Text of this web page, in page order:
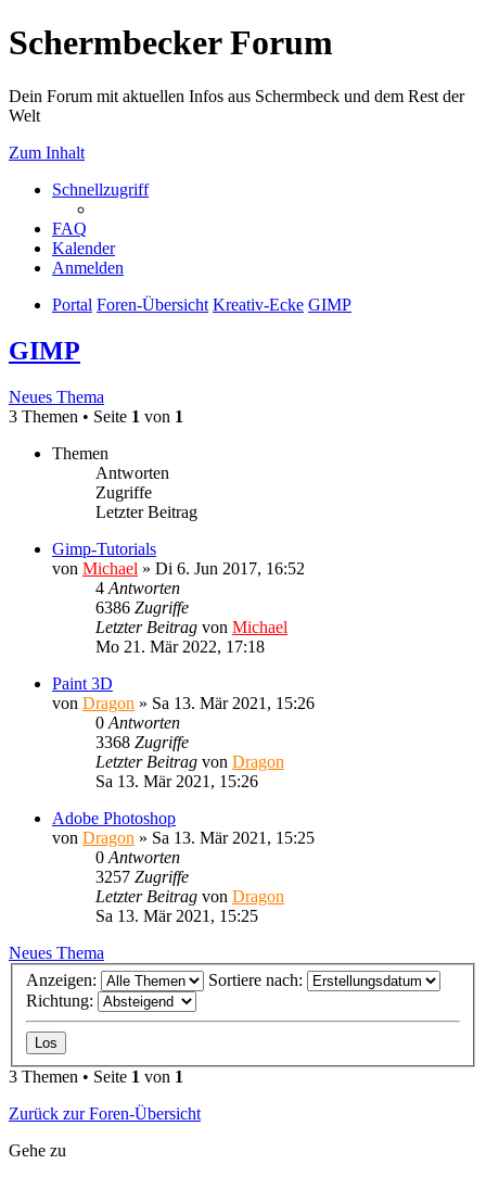
Schermbecker Forum
Dein Forum mit aktuellen Infos aus Schermbeck und dem Rest der
Welt
Zum Inhalt
Schnellzugriff
FAQ
Kalender
Anmelden
Portal Foren-Übersicht Kreativ-Ecke GIMP
GIMP
Neues Thema
3 Themen • Seite 1 von 1
Themen
Antworten
Zugriffe
Letzter Beitrag
Gimp-Tutorials
von Michael » Di 6. Jun 2017, 16:52
4 Antworten
6386 Zugriffe
Letzter Beitrag von Michael
Mo 21. Mär 2022, 17:18
Paint 3D
von Dragon » Sa 13. Mär 2021, 15:26
0 Antworten
3368 Zugriffe
Letzter Beitrag von Dragon
Sa 13. Mär 2021, 15:26
Adobe Photoshop
von Dragon » Sa 13. Mär 2021, 15:25
0 Antworten
3257 Zugriffe
Letzter Beitrag von Dragon
Sa 13. Mär 2021, 15:25
Neues Thema
Anzeigen:
Sortiere nach:
Richtung:
3 Themen • Seite 1 von 1
Zurück zur Foren-Übersicht
Gehe zu